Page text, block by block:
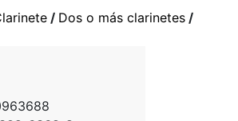
/ Dos o más clarinetes /